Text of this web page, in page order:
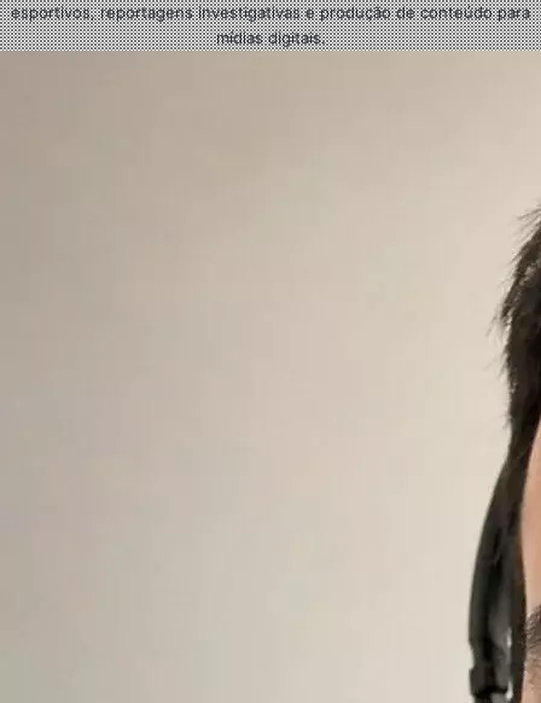
esportivos, reportagens investigativas e produção de conteúdo para
mídias digitais.